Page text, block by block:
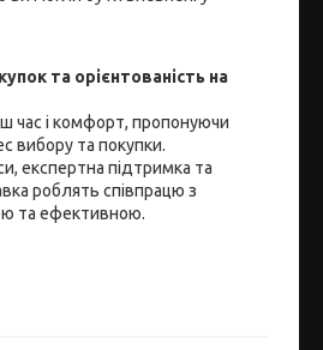
та орієнтованість на
час і комфорт, пропонуючи
вибору та покупки.
експертна підтримка та
роблять співпрацю з
та ефективною.